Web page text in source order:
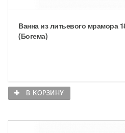
Ванна из литьевого мрамора
(Богема)
В КОРЗИНУ